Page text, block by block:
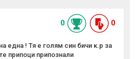
0 0
една ! Тя е голям син бичи к.р за
припоци припознали